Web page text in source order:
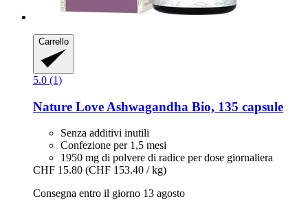
Carrello
5.0 (1)
Nature Love Ashwagandha Bio, 135 capsule
Senza additivi inutili
Confezione per 1,5 mesi
1950 mg di polvere di radice per dose giornaliera
CHF 15.80 (CHF 153.40 / kg)
Consegna entro il giorno 13 agosto